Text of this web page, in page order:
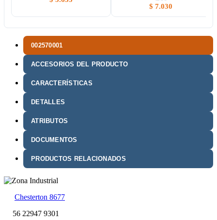
002570001
ACCESORIOS DEL PRODUCTO
CARACTERÍSTICAS
DETALLES
ATRIBUTOS
DOCUMENTOS
PRODUCTOS RELACIONADOS
$ 7.030
Chesterton 8677
56 22947 9301